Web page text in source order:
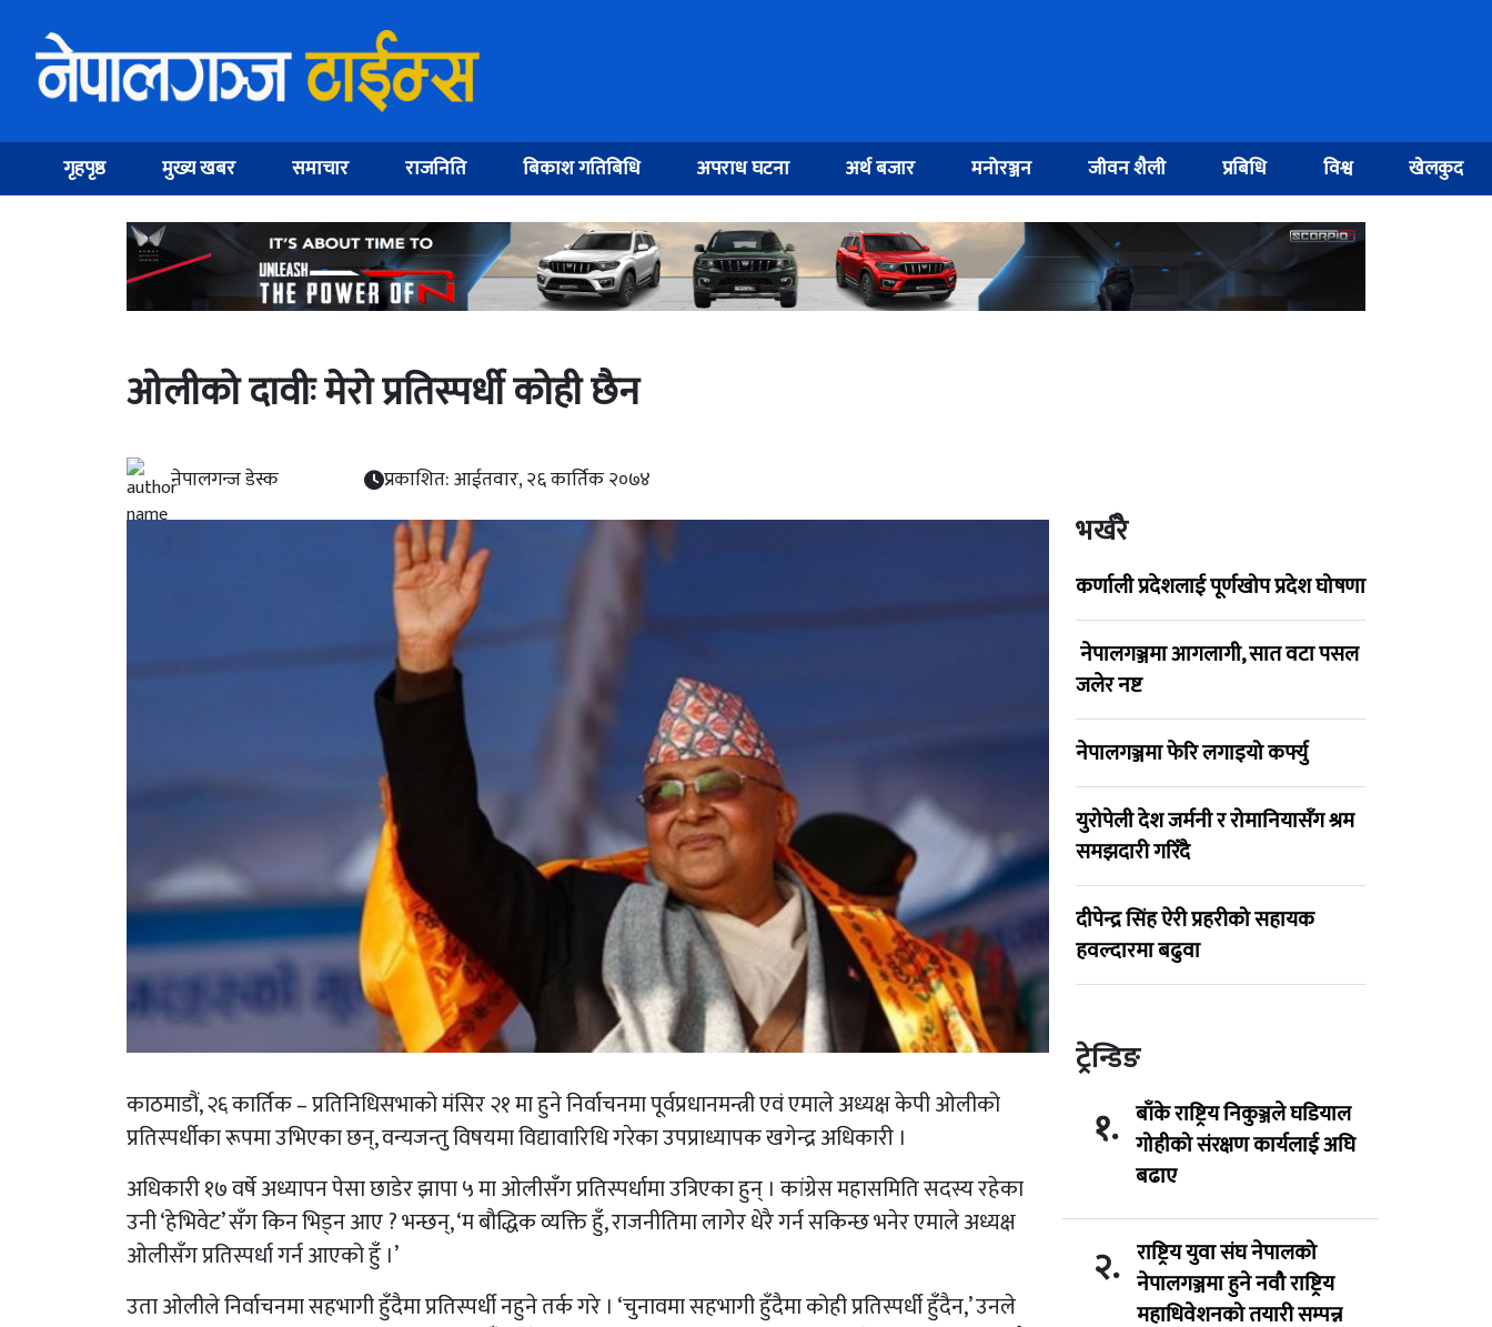
गृहपृष्ठ मुख्य खबर समाचार राजनिति बिकाश गतिबिधि अपराध घटना अर्थ बजार मनोरञ्जन जीवन शैली प्रबिधि विश्व खेलकुद
ओलीको दावीः मेरो प्रतिस्पर्धी कोही छैन
नेपालगन्ज डेस्क प्रकाशित: आईतवार, २६ कार्तिक २०७४
काठमाडौं, २६ कार्तिक – प्रतिनिधिसभाको मंसिर २१ मा हुने निर्वाचनमा पूर्वप्रधानमन्त्री एवं एमाले अध्यक्ष केपी ओलीको
प्रतिस्पर्धीका रूपमा उभिएका छन्, वन्यजन्तु विषयमा विद्यावारिधि गरेका उपप्राध्यापक खगेन्द्र अधिकारी ।
अधिकारी १७ वर्षे अध्यापन पेसा छाडेर झापा ५ मा ओलीसँग प्रतिस्पर्धामा उत्रिएका हुन् । कांग्रेस महासमिति सदस्य रहेका
उनी ‘हेभिवेट’ सँग किन भिड्न आए ? भन्छन्, ‘म बौद्धिक व्यक्ति हुँ, राजनीतिमा लागेर धेरै गर्न सकिन्छ भनेर एमाले अध्यक्ष
ओलीसँग प्रतिस्पर्धा गर्न आएको हुँ ।’
उता ओलीले निर्वाचनमा सहभागी हुँदैमा प्रतिस्पर्धी नहुने तर्क गरे । ‘चुनावमा सहभागी हुँदैमा कोही प्रतिस्पर्धी हुँदैन,’ उनले
भर्खरै
कर्णाली प्रदेशलाई पूर्णखोप प्रदेश घोषणा
नेपालगञ्जमा आगलागी, सात वटा पसल
जलेर नष्ट
नेपालगञ्जमा फेरि लगाइयो कर्फ्यु
युरोपेली देश जर्मनी र रोमानियासँग श्रम
समझदारी गरिँदै
दीपेन्द्र सिंह ऐरी प्रहरीको सहायक
हवल्दारमा बढुवा
ट्रेन्डिङ
१. बाँके राष्ट्रिय निकुञ्जले घडियाल
गोहीको संरक्षण कार्यलाई अघि
बढाए
२. राष्ट्रिय युवा संघ नेपालको
नेपालगञ्जमा हुने नवौ राष्ट्रिय
महाधिवेशनको तयारी सम्पन्न